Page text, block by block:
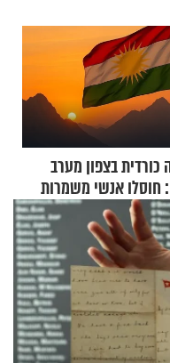
כורדית בצפון מערב
חוסלו אנשי משמרות